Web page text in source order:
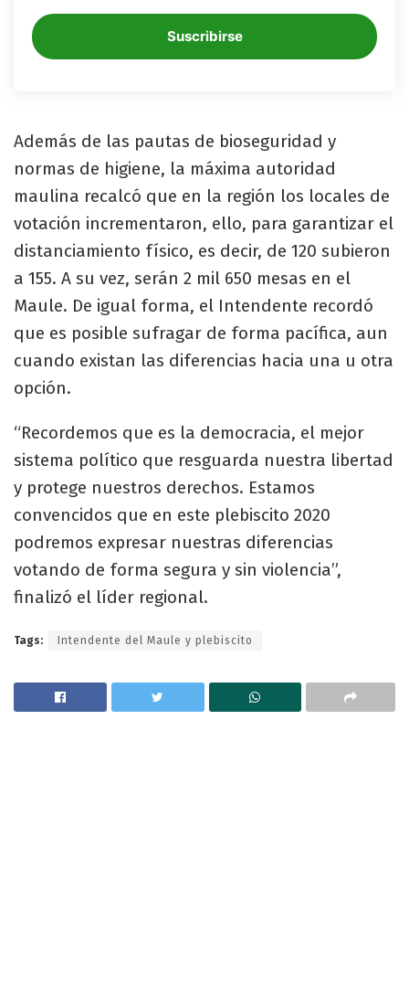
Suscribirse
Además de las pautas de bioseguridad y
normas de higiene, la máxima autoridad
maulina recalcó que en la región los locales de
votación incrementaron, ello, para garantizar el
distanciamiento físico, es decir, de 120 subieron
a 155. A su vez, serán 2 mil 650 mesas en el
Maule. De igual forma, el Intendente recordó
que es posible sufragar de forma pacífica, aun
cuando existan las diferencias hacia una u otra
opción.
“Recordemos que es la democracia, el mejor
sistema político que resguarda nuestra libertad
y protege nuestros derechos. Estamos
convencidos que en este plebiscito 2020
podremos expresar nuestras diferencias
votando de forma segura y sin violencia”,
finalizó el líder regional.
Tags: Intendente del Maule y plebiscito